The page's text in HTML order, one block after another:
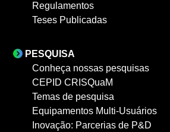
Regulamentos
Teses Publicadas
PESQUISA
Conheça nossas pesquisas
CEPID CRISQuaM
Temas de pesquisa
Equipamentos Multi-Usuários
Inovação: Parcerias de P&D